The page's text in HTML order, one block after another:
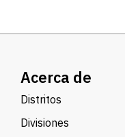
Acerca de
Distritos
Divisiones